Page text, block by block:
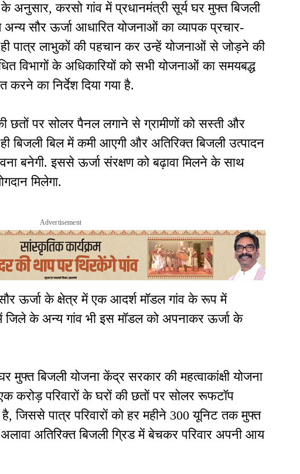
अनुसार, करसो गांव में प्रधानमंत्री सूर्य घर मुफ्त बिजली
सौर ऊर्जा आधारित योजनाओं का व्यापक प्रचार-
पात्र लाभुकों की पहचान कर उन्हें योजनाओं से जोड़ने की
विभागों के अधिकारियों को सभी योजनाओं का समयबद्ध
करने का निर्देश दिया गया है.
छतों पर सोलर पैनल लगाने से ग्रामीणों को सस्ती और
बिजली बिल में कमी आएगी और अतिरिक्त बिजली उत्पादन
बनेगी. इससे ऊर्जा संरक्षण को बढ़ावा मिलने के साथ
मिलेगा.
Advertisement
ऊर्जा के क्षेत्र में एक आदर्श मॉडल गांव के रूप में
जिले के अन्य गांव भी इस मॉडल को अपनाकर ऊर्जा के
मुफ्त बिजली योजना केंद्र सरकार की महत्वाकांक्षी योजना
परिवारों के घरों की छतों पर सोलर रूफटॉप
जिससे पात्र परिवारों को हर महीने 300 यूनिट तक मुफ्त
अतिरिक्त बिजली ग्रिड में बेचकर परिवार अपनी आय